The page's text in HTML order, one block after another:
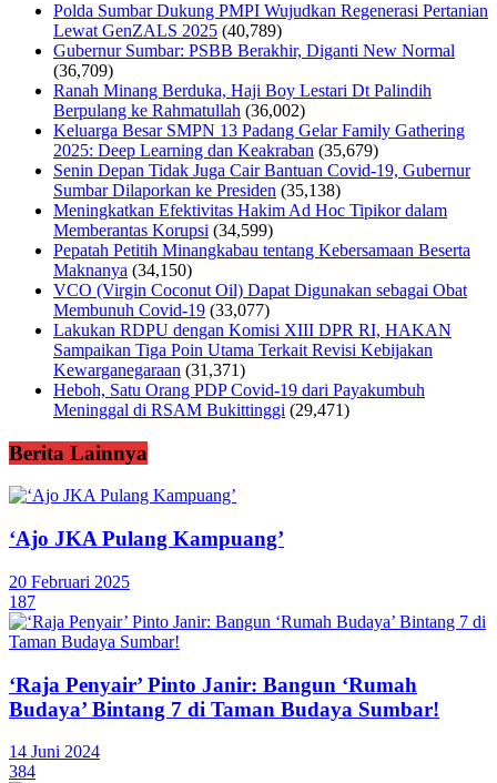
Polda Sumbar Dukung PMPI Wujudkan Regenerasi Pertanian
Lewat GenZALS 2025 (40,789)
Gubernur Sumbar: PSBB Berakhir, Diganti New Normal
(36,709)
Ranah Minang Berduka, Haji Boy Lestari Dt Palindih
Berpulang ke Rahmatullah (36,002)
Keluarga Besar SMPN 13 Padang Gelar Family Gathering
2025: Deep Learning dan Keakraban (35,679)
Senin Depan Tidak Juga Cair Bantuan Covid-19, Gubernur
Sumbar Dilaporkan ke Presiden (35,138)
Meningkatkan Efektivitas Hakim Ad Hoc Tipikor dalam
Memberantas Korupsi (34,599)
Pepatah Petitih Minangkabau tentang Kebersamaan Beserta
Maknanya (34,150)
VCO (Virgin Coconut Oil) Dapat Digunakan sebagai Obat
Membunuh Covid-19 (33,077)
Lakukan RDPU dengan Komisi XIII DPR RI, HAKAN
Sampaikan Tiga Poin Utama Terkait Revisi Kebijakan
Kewarganegaraan (31,371)
Heboh, Satu Orang PDP Covid-19 dari Payakumbuh
Meninggal di RSAM Bukittinggi (29,471)
Berita Lainnya
‘Ajo JKA Pulang Kampuang’
20 Februari 2025
187
‘Raja Penyair’ Pinto Janir: Bangun ‘Rumah
Budaya’ Bintang 7 di Taman Budaya Sumbar!
14 Juni 2024
384